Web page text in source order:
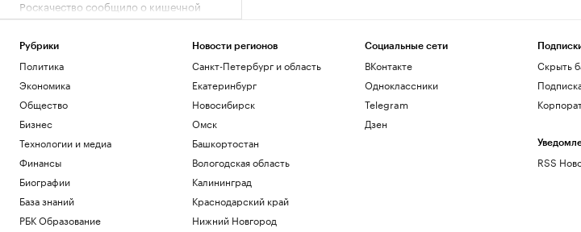
Роскачество сообщило о кишечной
палочке в бургерах пяти ресторанов
Конец «золотой лихорадки»: к чему
привела эпоха быстрых карьер в IT
Подписка на РБК
Рубрики
Политика
Экономика
Общество
Бизнес
Технологии и медиа
Финансы
Биографии
База знаний
РБК Образование
Новости регионов
Санкт-Петербург и область
Екатеринбург
Новосибирск
Омск
Башкортостан
Вологодская область
Калининград
Краснодарский край
Нижний Новгород
Социальные сети
ВКонтакте
Одноклассники
Telegram
Дзен
Скрыть
RSS